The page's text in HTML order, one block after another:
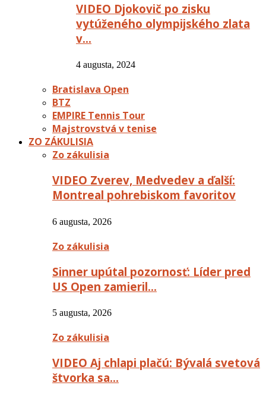
VIDEO Djokovič po zisku
vytúženého olympijského zlata
v…
4 augusta, 2024
Bratislava Open
BTZ
EMPIRE Tennis Tour
Majstrovstvá v tenise
ZO ZÁKULISIA
Zo zákulisia
VIDEO Zverev, Medvedev a ďalší:
Montreal pohrebiskom favoritov
6 augusta, 2026
Zo zákulisia
Sinner upútal pozornosť: Líder pred
US Open zamieril…
5 augusta, 2026
Zo zákulisia
VIDEO Aj chlapi plačú: Bývalá svetová
štvorka sa…